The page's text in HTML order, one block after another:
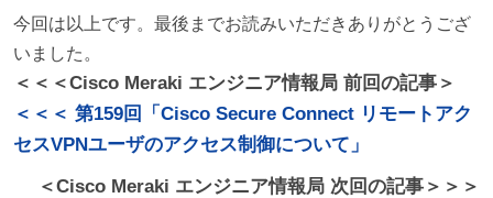
今回は以上です。最後までお読みいただきありがとうござ
いました。
＜＜＜Cisco Meraki エンジニア情報局 前回の記事＞
＜＜＜ 第159回「Cisco Secure Connect リモートアク
セスVPNユーザのアクセス制御について」
＜Cisco Meraki エンジニア情報局 次回の記事＞＞＞